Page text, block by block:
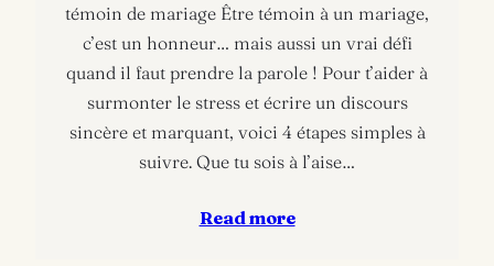
témoin de mariage Être témoin à un mariage,
c’est un honneur… mais aussi un vrai défi
quand il faut prendre la parole ! Pour t’aider à
surmonter le stress et écrire un discours
sincère et marquant, voici 4 étapes simples à
suivre. Que tu sois à l’aise…
Read more